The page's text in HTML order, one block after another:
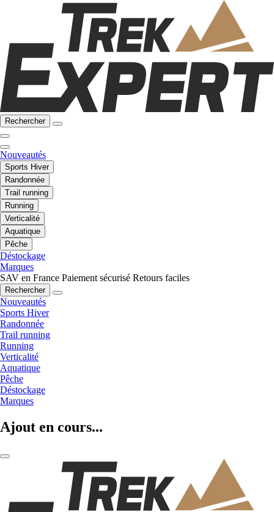
Rechercher
Nouveautés
Sports Hiver
Randonnée
Trail running
Running
Verticalité
Aquatique
Pêche
Déstockage
Marques
SAV en France Paiement sécurisé Retours faciles
Rechercher
Nouveautés
Sports Hiver
Randonnée
Trail running
Running
Verticalité
Aquatique
Pêche
Déstockage
Marques
Ajout en cours...